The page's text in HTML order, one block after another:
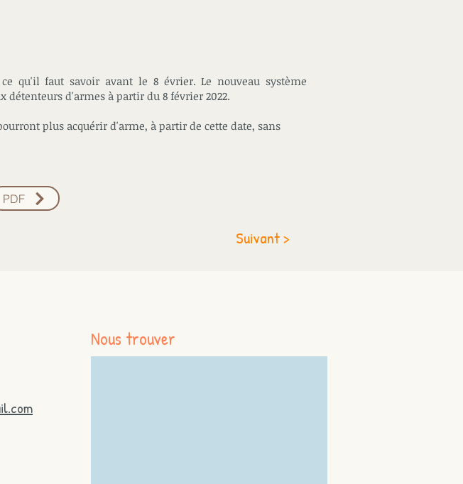
qu'il faut savoir avant le 8 évrier. Le nouveau système
détenteurs d'armes à partir du 8 février 2022.
plus acquérir d'arme, à partir de cette date, sans
PDF
Suivant >
Nous trouver